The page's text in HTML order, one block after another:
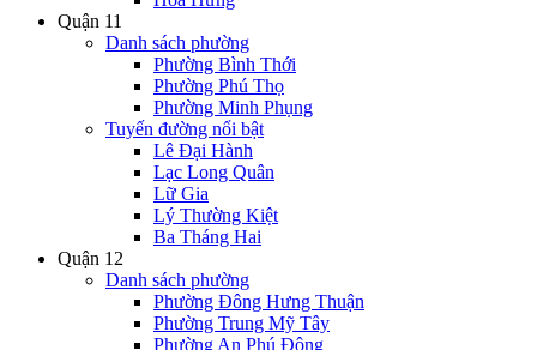
Quận 11
Danh sách phường
Phường Bình Thới
Phường Phú Thọ
Phường Minh Phụng
Tuyến đường nổi bật
Lê Đại Hành
Lạc Long Quân
Lữ Gia
Lý Thường Kiệt
Ba Tháng Hai
Quận 12
Danh sách phường
Phường Đông Hưng Thuận
Phường Trung Mỹ Tây
Phường An Phú Đông